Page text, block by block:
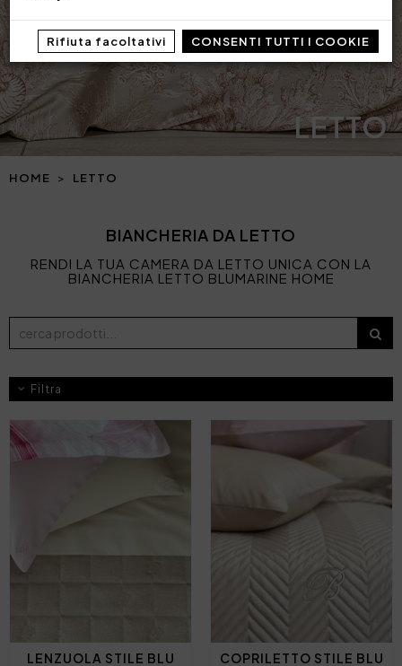
Rifiuta facoltativi CONSENTI TUTTI I COOKIE
LETTO
HOME LETTO
BIANCHERIA DA LETTO
RENDI LA TUA CAMERA DA LETTO UNICA CON LA
BIANCHERIA LETTO BLUMARINE HOME
Filtra
LENZUOLA STILE BLU COPRILETTO STILE BLU